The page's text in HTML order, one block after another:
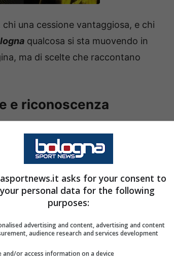
una cessione vantaggiosa, e chi
qualcosa si sta muovendo in
ma di scelte che raccontano
e riconoscenza
Riccardo Orsolinista valutando
potrebbe spingersi fino al
che trasformerebbe “Orso” nella
ha attraversato ogni fase della sua
per prendersi la città.
asks for your consent to
personal data for the following
purposes:
advertising and content, advertising and content
audience research and services development
and/or access information on a device